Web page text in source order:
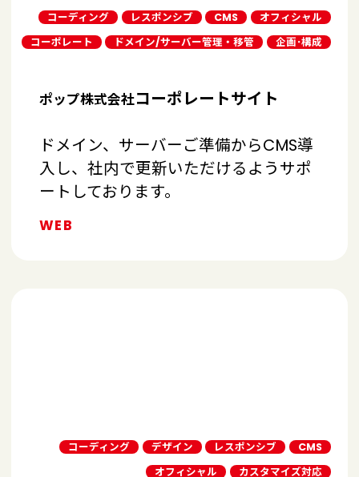
コーディング レスポンシブ CMS
オフィシャル
コーポレート
ドメイン/サーバー管理・移管 企画･構成
ポップ株式会社コーポレートサイト
ドメイン、サーバーご準備からCMS導
入し、社内で更新いただけるようサポ
ートしております。
WEB
コーディング デザイン レスポンシブ
CMS
オフィシャル
カスタマイズ対応